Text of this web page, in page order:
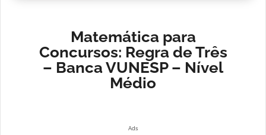
Matemática para
Concursos: Regra de Três
– Banca VUNESP – Nível
Médio
Ads